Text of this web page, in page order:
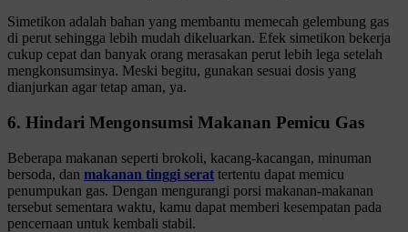
Simetikon adalah bahan yang membantu memecah gelembung gas
di perut sehingga lebih mudah dikeluarkan. Efek simetikon bekerja
cukup cepat dan banyak orang merasakan perut lebih lega setelah
mengkonsumsinya. Meski begitu, gunakan sesuai dosis yang
dianjurkan agar tetap aman, ya.
6. Hindari Mengonsumsi Makanan Pemicu Gas
Beberapa makanan seperti brokoli, kacang-kacangan, minuman
bersoda, dan makanan tinggi serat tertentu dapat memicu
penumpukan gas. Dengan mengurangi porsi makanan-makanan
tersebut sementara waktu, kamu dapat memberi kesempatan pada
pencernaan untuk kembali stabil.